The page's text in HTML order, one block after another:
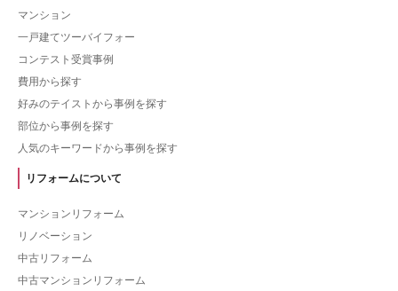
マンション
一戸建てツーバイフォー
コンテスト受賞事例
費用から探す
好みのテイストから事例を探す
部位から事例を探す
人気のキーワードから事例を探す
リフォームについて
マンションリフォーム
リノベーション
中古リフォーム
中古マンションリフォーム